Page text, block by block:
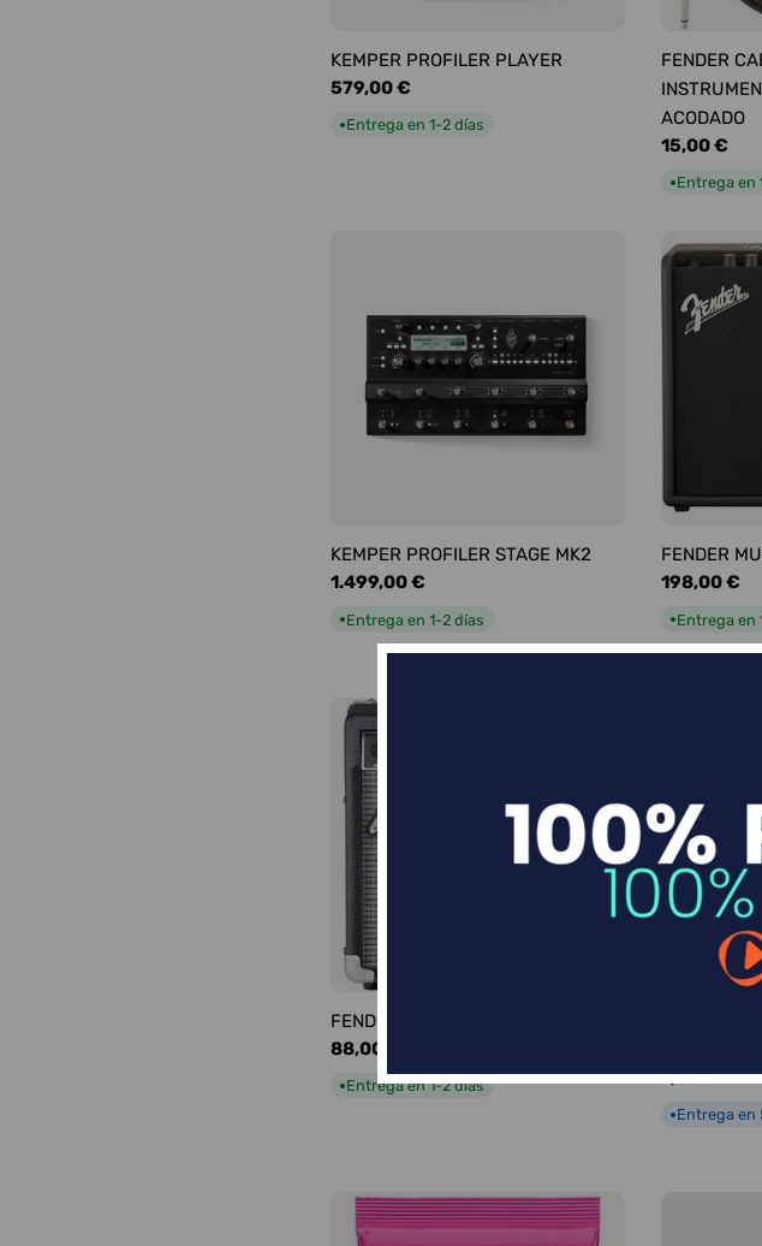
KEMPER PROFILER PLAYER
Precio
habitual
579,00 €
●Entrega en 1-2 días
FENDER
ACODADO
Precio
habitual
15,00 €
●Entrega en
KEMPER PROFILER STAGE MK2
Precio
1.499,00 €
●Entrega en 1-2 días
FENDER
Precio
198,00 €
●Entrega en
FENDER FRONTMAN 10G
Precio
habitual
88,00 €
●Entrega en 1-2 días
Precio
7,00 €
●Entrega en